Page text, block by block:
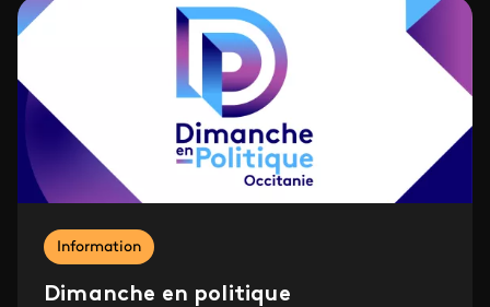
Information
Dimanche en politique